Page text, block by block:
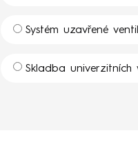
Systém uzavřené
Skladba univerzitních